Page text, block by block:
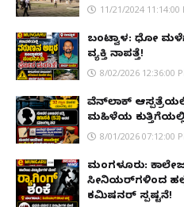
11/21/2024 11:14:00
ಬಂಟ್ವಾಳ: ಧೋ
ವ್ಯಕ್ತಿ ನಾಪತ್ತೆ!
8/02/2026 12:36:00
ವೆನ್‌ಲಾಕ್
ಮಹಿಳೆಯ
8/01/2026 07:12:00
ಮಂಗಳೂರು:
ಸೀನಿಯರ್‌ಗಳಿಂದ
ಕಮಿಷನರ್ ಸ್ಪಷ್ಟನೆ!